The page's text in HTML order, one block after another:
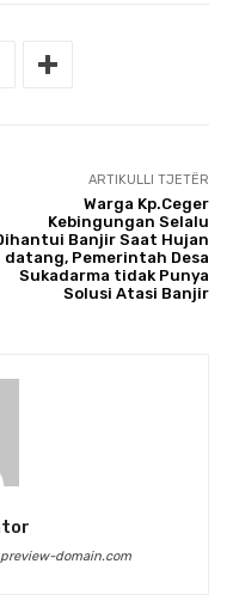
ARTIKULLI TJETËR
Warga Kp.Ceger
Kebingungan Selalu
Banjir Saat Hujan
datang, Pemerintah Desa
Sukadarma tidak Punya
Solusi Atasi Banjir
domain.com